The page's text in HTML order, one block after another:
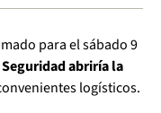
para el sábado 9
abriría la
logísticos.